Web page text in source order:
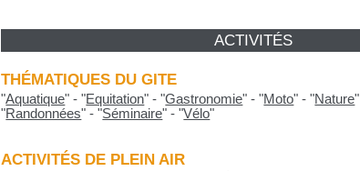
ACTIVITÉS
THÉMATIQUES DU GITE
"Aquatique" -"Equitation" -"Gastronomie" -"Moto" -"Nature"
"Randonnées" -"Séminaire" -"Vélo"
ACTIVITÉS DE PLEIN AIR